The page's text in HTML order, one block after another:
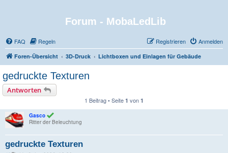
Forum - MobaLedLib
FAQ Regeln Anmelden
Registrieren
Foren-Übersicht 3D-Druck Lichtboxen und Einlagen für Gebäude
gedruckte Texturen
Antworten
1 Beitrag • Seite 1 von 1
Gasco
Ritter der Beleuchtung
gedruckte Texturen